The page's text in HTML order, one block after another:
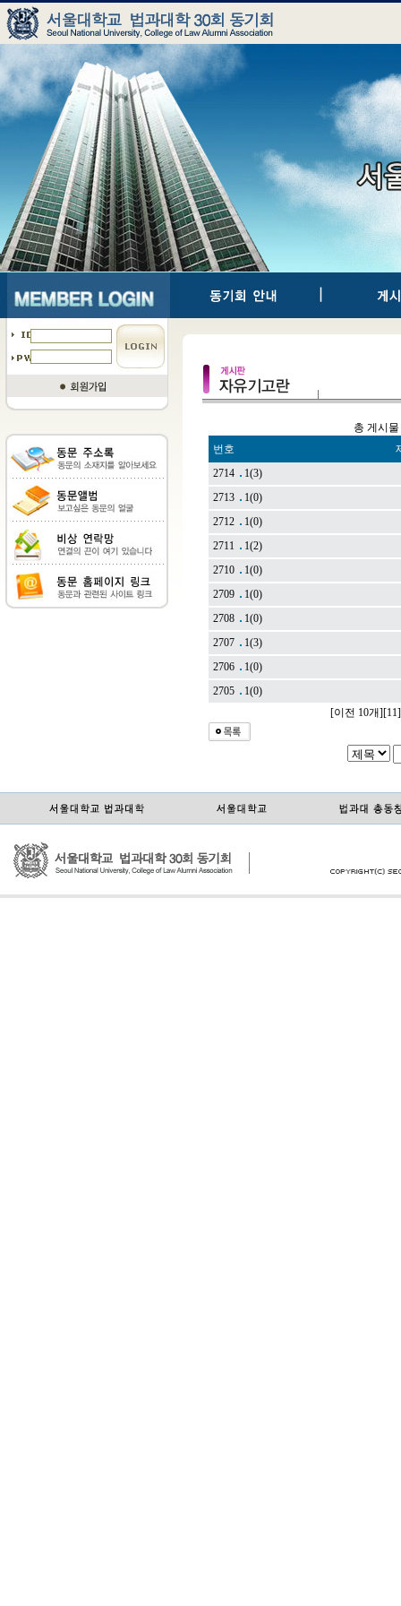
총 게시
번호
2714
1(3)
2713
1(0)
2712
1(0)
2711
1(2)
2710
1(0)
2709
1(0)
2708
1(0)
2707
1(3)
2706
1(0)
2705
1(0)
[이전 10개][11]